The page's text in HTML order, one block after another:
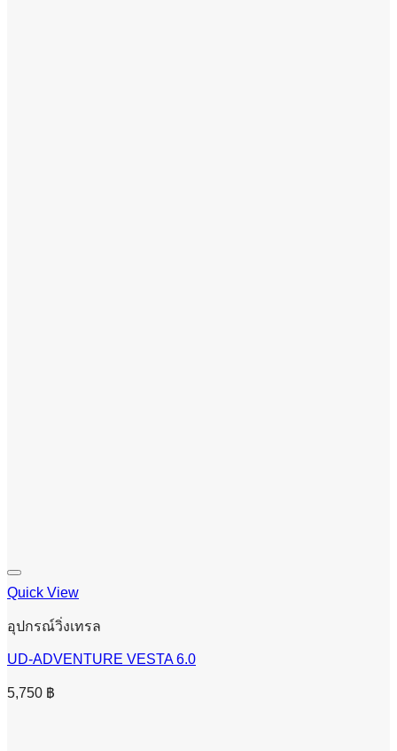
Quick View
อุปกรณ์วิ่งเทรล
UD-ADVENTURE VESTA 6.0
5,750 ฿